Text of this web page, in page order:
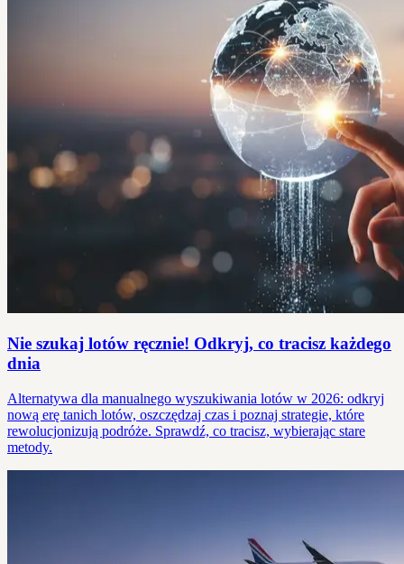
Nie szukaj lotów ręcznie! Odkryj, co tracisz każdego
dnia
Alternatywa dla manualnego wyszukiwania lotów w 2026: odkryj
nową erę tanich lotów, oszczędzaj czas i poznaj strategie, które
rewolucjonizują podróże. Sprawdź, co tracisz, wybierając stare
metody.